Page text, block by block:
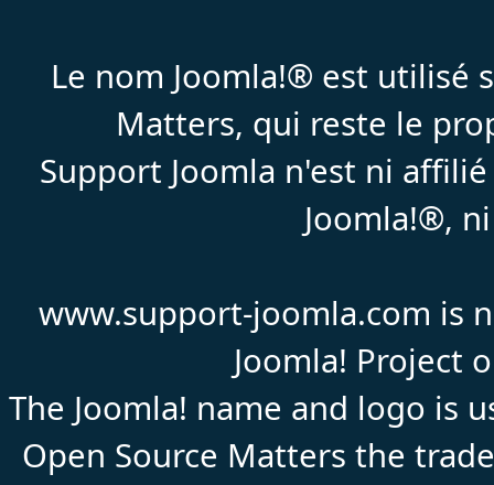
Le nom Joomla!® est
Matters, qui reste le
Support Joomla n'est ni
Joomla!®,
www.support-joomla.com is
Joomla! Project
The Joomla! name and logo is
Open Source Matters the